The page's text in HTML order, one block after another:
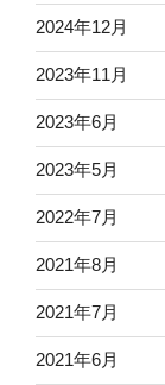
2024年12月
2023年11月
2023年6月
2023年5月
2022年7月
2021年8月
2021年7月
2021年6月